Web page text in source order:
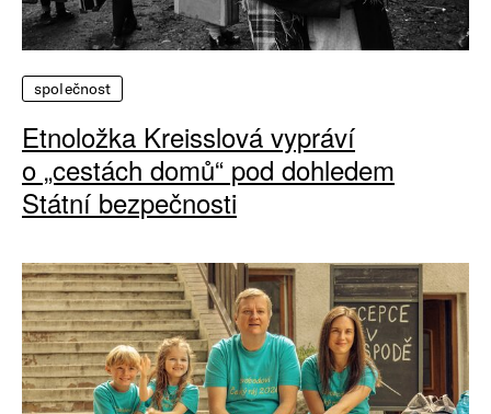
společnost
Etnoložka Kreisslová vypráví
o „cestách domů“ pod dohledem
Státní bezpečnosti